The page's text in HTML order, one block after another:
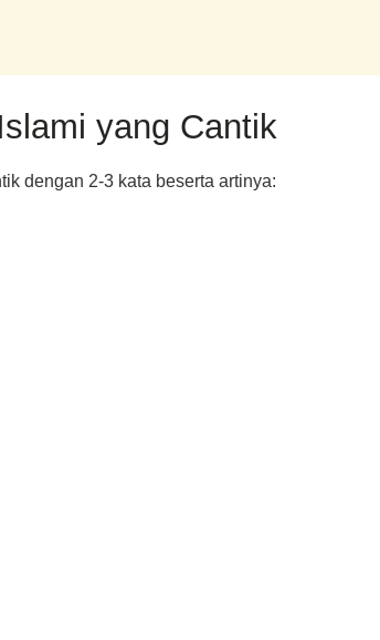
yang Cantik
dengan 2-3 kata beserta artinya: